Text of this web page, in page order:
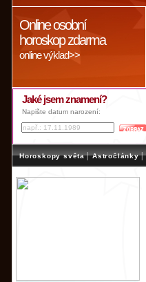
Online osobní
horoskop zdarma
online výklad>>
Jaké jsem znamení?
Napište datum narození:
Horoskopy světa | Astročlánky |